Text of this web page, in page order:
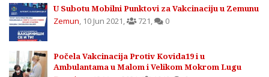
U Subotu Mobilni Punktovi za Vakcinaciju u Zemunu
Zemun, 10 Jun 2021, 721, 0
Počela Vakcinacija Protiv Kovida19 i u
Ambulantama u Malom i Velikom Mokrom Lugu